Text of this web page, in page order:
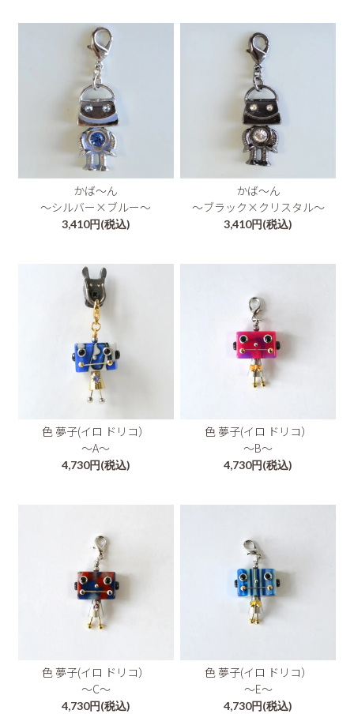
かば～ん
～シルバー×ブルー～
3,410円(税込)
かば～ん
～ブラック×クリスタル～
3,410円(税込)
色 夢子(イロ ドリコ）
～A～
4,730円(税込)
色 夢子(イロ ドリコ）
～B～
4,730円(税込)
色 夢子(イロ ドリコ）
～C～
4,730円(税込)
色 夢子(イロ ドリコ）
～E～
4,730円(税込)